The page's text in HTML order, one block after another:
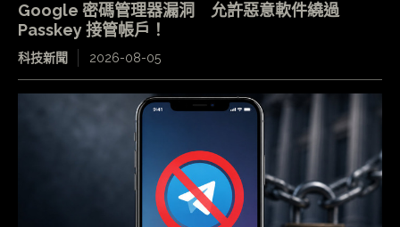
Google 密碼管理器漏洞 允許惡意軟件繞過
Passkey 接管帳戶！
科技新聞 2026-08-05